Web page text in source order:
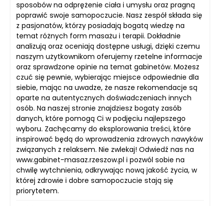
sposobów na odprężenie ciała i umysłu oraz pragną
poprawić swoje samopoczucie. Nasz zespół składa się
z pasjonatów, którzy posiadają bogatą wiedzę na
temat różnych form masażu i terapii. Dokładnie
analizują oraz oceniają dostępne usługi, dzięki czemu
naszym użytkownikom oferujemy rzetelne informacje
oraz sprawdzone opinie na temat gabinetów. Możesz
czuć się pewnie, wybierając miejsce odpowiednie dla
siebie, mając na uwadze, że nasze rekomendacje są
oparte na autentycznych doświadczeniach innych
osób. Na naszej stronie znajdziesz bogaty zasób
danych, które pomogą Ci w podjęciu najlepszego
wyboru. Zachęcamy do eksplorowania treści, które
inspirować będą do wprowadzenia zdrowych nawyków
związanych z relaksem. Nie zwlekaj! Odwiedź nas na
www.gabinet-masaz.rzeszow.pl i pozwól sobie na
chwilę wytchnienia, odkrywając nową jakość życia, w
której zdrowie i dobre samopoczucie stają się
priorytetem.